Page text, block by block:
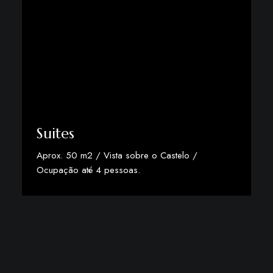
Suites
Aprox. 50 m2 / Vista sobre o Castelo /
Ocupação até 4 pessoas.